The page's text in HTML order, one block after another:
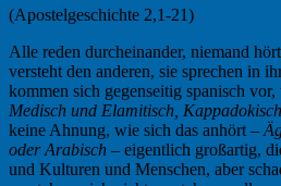
(Apostelgeschichte 2,1-21)
Alle reden durcheinander, niemand
versteht den anderen, sie sprechen in
kommen sich gegenseitig spanisch vor,
Medisch und Elamitisch,
keine Ahnung, wie sich das anhört –
oder Arabisch – eigentlich großartig,
und Kulturen und Menschen, aber